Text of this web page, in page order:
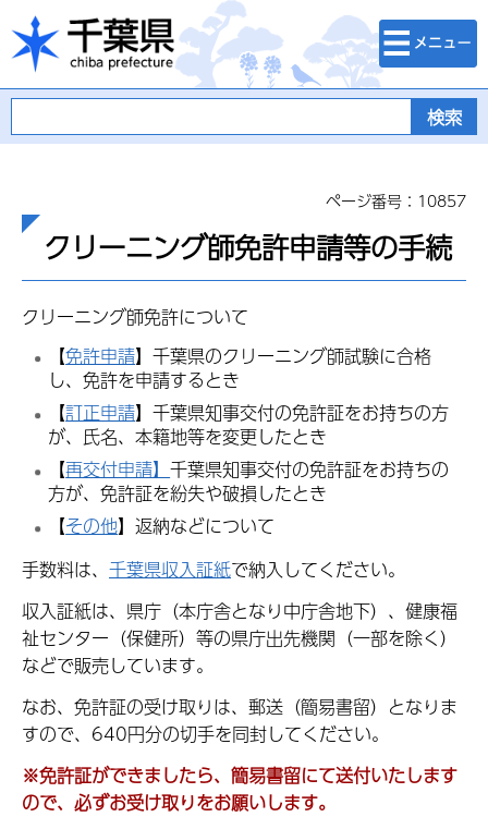
千葉県
検索・メニュ
ー
ページ番号：10857
クリーニング師免許申請等の手続
クリーニング師免許について
【免許申請】千葉県のクリーニング師試験に合格
し、免許を申請するとき
【訂正申請】千葉県知事交付の免許証をお持ちの方
が、氏名、本籍地等を変更したとき
【再交付申請】千葉県知事交付の免許証をお持ちの
方が、免許証を紛失や破損したとき
【その他】返納などについて
手数料は、 千葉県収入証紙で納入してください。
収入証紙は、県庁（本庁舎となり中庁舎地下）、健康福
祉センター（保健所）等の県庁出先機関（一部を除く）
などで販売しています。
なお、免許証の受け取りは、郵送（簡易書留）となりま
すので、640円分の切手を同封してください。
※免許証ができましたら、簡易書留にて送付いたします
ので、必ずお受け取りをお願いします。